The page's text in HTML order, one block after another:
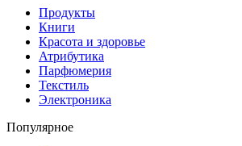
Продукты
Книги
Красота и здоровье
Атрибутика
Парфюмерия
Текстиль
Электроника
Популярное